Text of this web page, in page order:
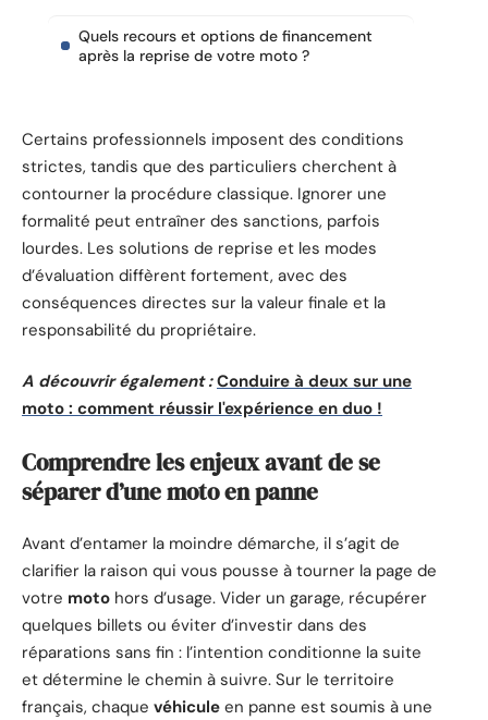
Quels recours et options de financement
après la reprise de votre moto ?
Certains professionnels imposent des conditions
strictes, tandis que des particuliers cherchent à
contourner la procédure classique. Ignorer une
formalité peut entraîner des sanctions, parfois
lourdes. Les solutions de reprise et les modes
d’évaluation diffèrent fortement, avec des
conséquences directes sur la valeur finale et la
responsabilité du propriétaire.
A découvrir également : Conduire à deux sur une
moto : comment réussir l'expérience en duo !
Comprendre les enjeux avant de se
séparer d’une moto en panne
Avant d’entamer la moindre démarche, il s’agit de
clarifier la raison qui vous pousse à tourner la page de
votre moto hors d’usage. Vider un garage, récupérer
quelques billets ou éviter d’investir dans des
réparations sans fin : l’intention conditionne la suite
et détermine le chemin à suivre. Sur le territoire
français, chaque véhicule en panne est soumis à une